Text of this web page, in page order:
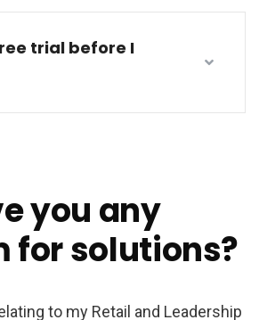
trial before I
you any
for solutions?
to my Retail and Leadership